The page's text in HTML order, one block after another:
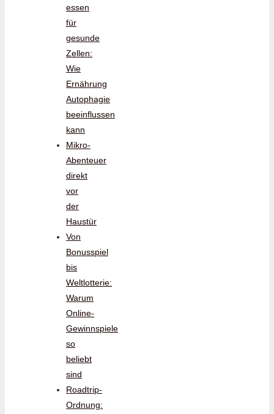
essen
für
gesunde
Zellen:
Wie
Ernährung
Autophagie
beeinflussen
kann
Mikro-
Abenteuer
direkt
vor
der
Haustür
Von
Bonusspiel
bis
Weltlotterie:
Warum
Online-
Gewinnspiele
so
beliebt
sind
Roadtrip-
Ordnung: